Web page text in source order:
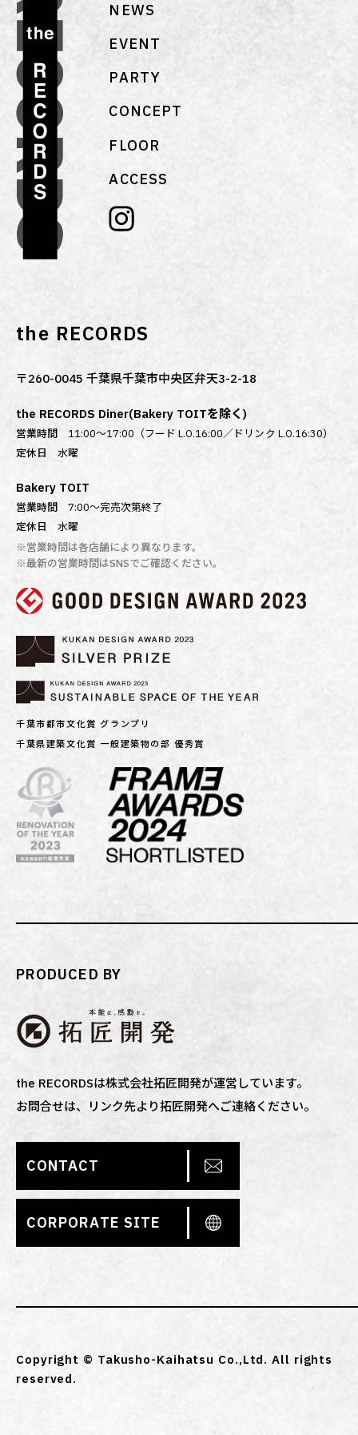
NEWS
EVENT
PARTY
CONCEPT
FLOOR
ACCESS
the RECORDS
〒260-0045 千葉県千葉市中央区弁天3-2-18
the RECORDS Diner(Bakery TOITを除く)
営業時間 11:00～17:00（フード L.O.16:00／ドリンク L.O.16:30）
定休日水曜
Bakery TOIT
営業時間7:00〜完売次第終了
定休日水曜
※営業時間は各店舗により異なります。
※最新の営業時間はSNSでご確認ください。
千葉市都市文化賞 グランプリ
千葉県建築文化賞 一般建築物の部 優秀賞
PRODUCED BY
the RECORDSは株式会社拓匠開発が運営しています。
お問合せは、リンク先より拓匠開発へご連絡ください。
CONTACT
CORPORATE SITE
Copyright © Takusho-Kaihatsu Co.,Ltd. All rights
reserved.